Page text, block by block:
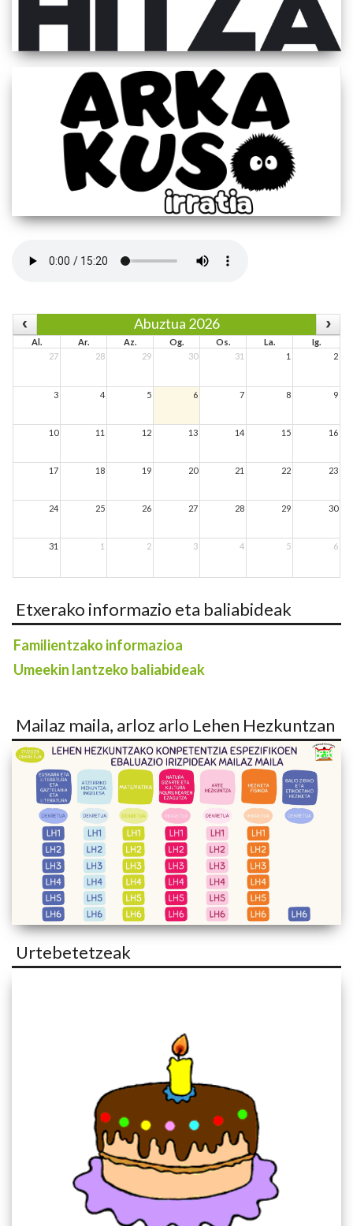
Abuztua 2026
Al. Ar. Az. Og. Os. La.
Ig.
27
28 29 30 31 1 2
3 4 5 6 7 8 9
10 11 12 13 14 15 16
17 18 19 20 21 22 23
24 25 26 27 28 29 30
31 1 2 3 4 5 6
Etxerako informazio eta baliabideak
Familientzako informazioa
Umeekin lantzeko baliabideak
Mailaz maila, arloz arlo Lehen Hezkuntzan
Urtebetetzeak